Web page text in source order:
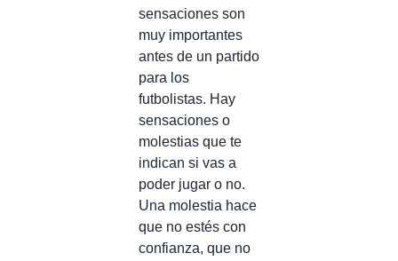
sensaciones son
muy importantes
antes de un partido
para los
futbolistas. Hay
sensaciones o
molestias que te
indican si vas a
poder jugar o no.
Una molestia hace
que no estés con
confianza, que no